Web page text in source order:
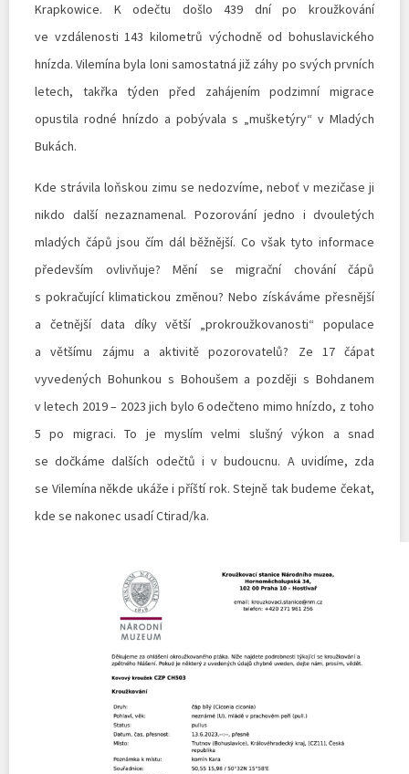
Krapkowice. K odečtu došlo 439 dní po kroužkování
ve vzdálenosti 143 kilometrů východně od bohuslavického
hnízda. Vilemína byla loni samostatná již záhy po svých prvních
letech, takřka týden před zahájením podzimní migrace
opustila rodné hnízdo a pobývala s „mušketýry“ v Mladých
Bukách.
Kde strávila loňskou zimu se nedozvíme, neboť v mezičase ji
nikdo další nezaznamenal. Pozorování jedno i dvouletých
mladých čápů jsou čím dál běžnější. Co však tyto informace
především ovlivňuje? Mění se migrační chování čápů
s pokračující klimatickou změnou? Nebo získáváme přesnější
a četnější data díky větší „prokroužkovanosti“ populace
a většímu zájmu a aktivitě pozorovatelů? Ze 17 čápat
vyvedených Bohunkou s Bohoušem a později s Bohdanem
v letech 2019 – 2023 jich bylo 6 odečteno mimo hnízdo, z toho
5 po migraci. To je myslím velmi slušný výkon a snad
se dočkáme dalších odečtů i v budoucnu. A uvidíme, zda
se Vilemína někde ukáže i příští rok. Stejně tak budeme čekat,
kde se nakonec usadí Ctirad/ka.